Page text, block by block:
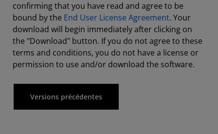
confirming that you have read and agree to be
bound by the End User License Agreement. Your
download will begin immediately after clicking on
the "Download" button. If you do not agree to these
terms and conditions, you do not have a license or
permission to use and/or download the software.
Versions précédentes